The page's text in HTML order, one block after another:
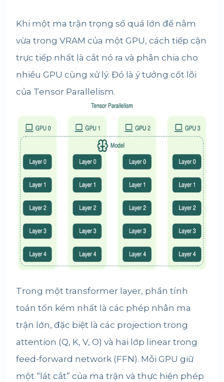
Khi một ma trận trọng số quá lớn để nằm
vừa trong VRAM của một GPU, cách tiếp cận
trực tiếp nhất là cắt nó ra và phân chia cho
nhiều GPU cùng xử lý. Đó là ý tưởng cốt lõi
của Tensor Parallelism.
Trong một transformer layer, phần tính
toán tốn kém nhất là các phép nhân ma
trận lớn, đặc biệt là các projection trong
attention (Q, K, V, O) và hai lớp linear trong
feed-forward network (FFN). Mỗi GPU giữ
một “lát cắt” của ma trận và thực hiện phép